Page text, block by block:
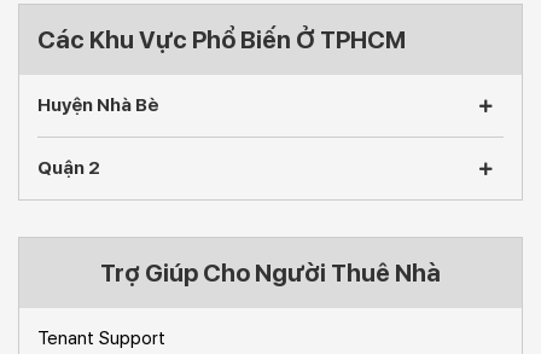
Các Khu Vực Phổ Biến Ở TPHCM
Huyện Nhà Bè
Quận 2
Trợ Giúp Cho Người Thuê Nhà
Tenant Support